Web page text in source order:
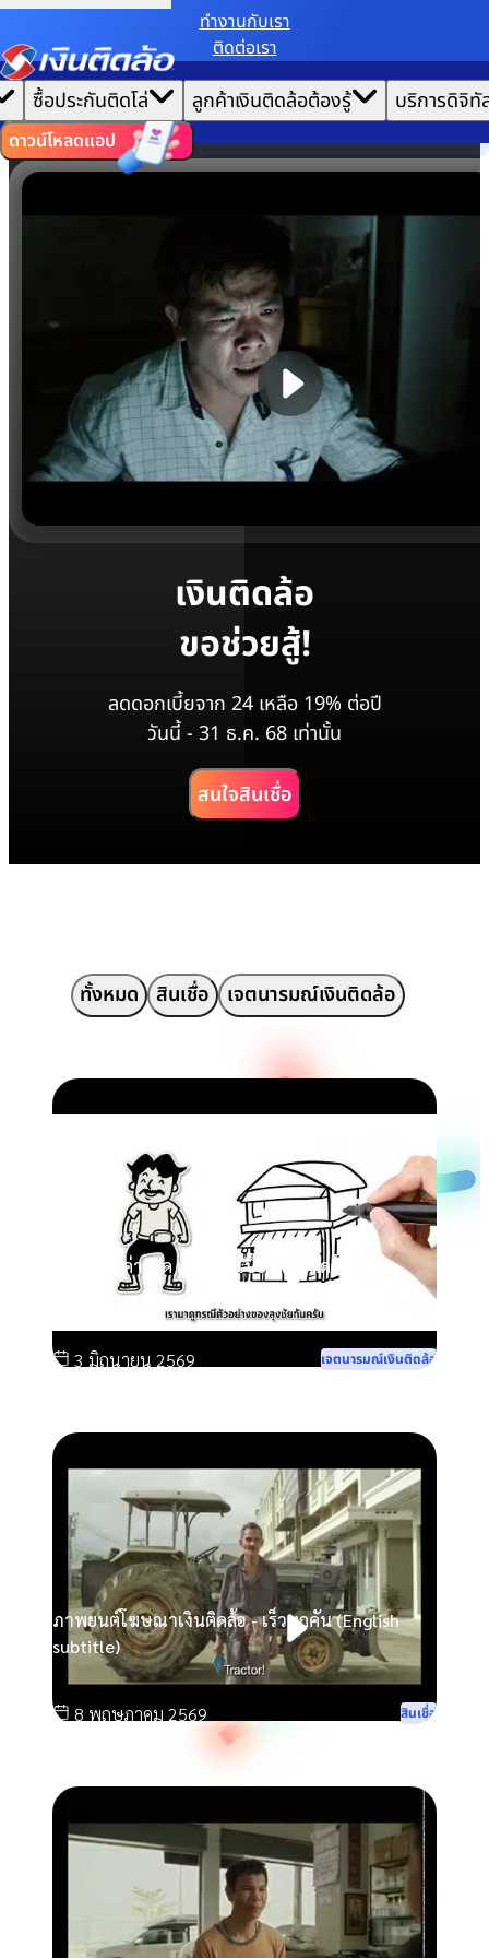
ทํางานกับเรา
ติดต่อเรา
|
ไทย EN
ซื้อประกันติดโล่ ลูกค้าเงินติดล้อต้องรู้ บริการดิจิทั
ดาวน์โหลดแอป
หน้าแรก
เกี่ยวกับเรา
รวมวิดีโอเงินติดล้อ
เงินติดล้อ
ขอช่วยสู้!
ลดดอกเบี้ยจาก 24 เหลือ 19% ต่อปี
วันนี้ - 31 ธ.ค. 68 เท่านั้น
สนใจสินเชื่อ
ทั้งหมด สินเชื่อ เจตนารมณ์เงินติดล้อ
วิธีการคิดค่างวด และดอกเบี้ย - เงินติดล้อ
3 มิถุนายน 2569 เจตนารมณ์เงินติดล้อ
ภาพยนต์โฆษณาเงินติดล้อ - เร็วทุกคัน (English
subtitle)
8 พฤษภาคม 2569 สินเชื่อ
เราขอเก็บข้อมูลตาม นโยบายการใช้คุกกี้ เพื่อมอบประสบการณ์การใช้งานเว็บไซต์ที่ดีที่สุดให้
คุณ
ตั้งค่าคุกกี้ ยอมรับคุกกี้ทั้งหมด